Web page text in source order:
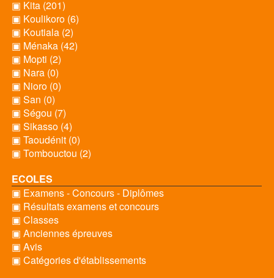
▣ Kita (201)
▣ Koulikoro (6)
▣ Koutiala (2)
▣ Ménaka (42)
▣ Mopti (2)
▣ Nara (0)
▣ Nioro (0)
▣ San (0)
▣ Ségou (7)
▣ Sikasso (4)
▣ Taoudénit (0)
▣ Tombouctou (2)
ECOLES
▣ Examens - Concours - Diplômes
▣ Résultats examens et concours
▣ Classes
▣ Anciennes épreuves
▣ Avis
▣ Catégories d'établissements